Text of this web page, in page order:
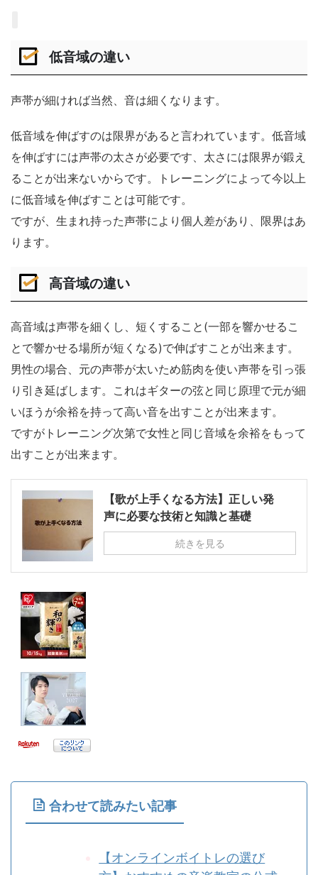
低音域の違い
声帯が細ければ当然、音は細くなります。
低音域を伸ばすのは限界があると言われています。低音域
を伸ばすには声帯の太さが必要です、太さには限界が鍛え
ることが出来ないからです。トレーニングによって今以上
に低音域を伸ばすことは可能です。
ですが、生まれ持った声帯により個人差があり、限界はあ
ります。
高音域の違い
高音域は声帯を細くし、短くすること(一部を響かせるこ
とで響かせる場所が短くなる)で伸ばすことが出来ます。
男性の場合、元の声帯が太いため筋肉を使い声帯を引っ張
り引き延ばします。これはギターの弦と同じ原理で元が細
いほうが余裕を持って高い音を出すことが出来ます。
ですがトレーニング次第で女性と同じ音域を余裕をもって
出すことが出来ます。
【歌が上手くなる方法】正しい発
声に必要な技術と知識と基礎
続きを見る
合わせて読みたい記事
【オンラインボイトレの選び